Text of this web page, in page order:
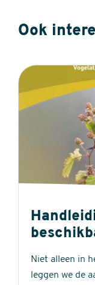
Ook
Niet alleen in
leggen we de